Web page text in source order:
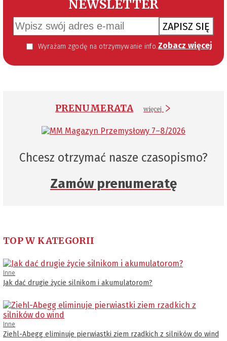
NEWSLETTER
ZAPISZ SIĘ
Wyrażam zgodę na otrzymywanie informacji handlowej kierowanej do mnie za pomocą środków komunikacji elektronicznej w szczególności poczty elektronicznej zgodnie z przepisem art. 10 ust 2 ustawy z dnia 18 lipca 2002 roku o świadczeniu usług drogą elektroniczną (Dz. U. 144 z 2002 r. poz. 1204). Zgoda jest dobrowolna, jednak jej wyrażenie jest konieczne, aby otrzymywać newsletter. Zobacz więcej
PRENUMERATA więcej
Chcesz otrzymać nasze czasopismo?
Zamów prenumeratę
TOP W KATEGORII
Inne
Jak dać drugie życie silnikom i akumulatorom?
Inne
Ziehl-Abegg eliminuje pierwiastki ziem rzadkich z silników do wind